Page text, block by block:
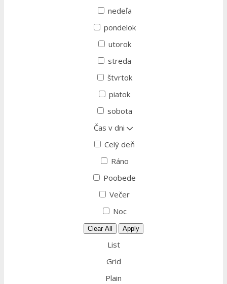
nedeľa
pondelok
utorok
streda
štvrtok
piatok
sobota
Čas v dni
Celý deň
Ráno
Poobede
Večer
Noc
Clear All Apply
List
Grid
Plain